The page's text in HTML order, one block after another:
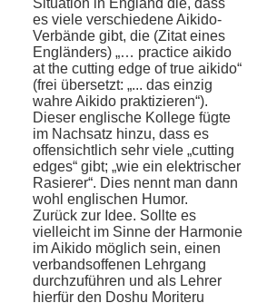
Situation in England die, dass
es viele verschiedene Aikido-
Verbände gibt, die (Zitat eines
Engländers) „… practice aikido
at the cutting edge of true aikido“
(frei übersetzt: „... das einzig
wahre Aikido praktizieren“).
Dieser englische Kollege fügte
im Nachsatz hinzu, dass es
offensichtlich sehr viele „cutting
edges“ gibt; „wie ein elektrischer
Rasierer“. Dies nennt man dann
wohl englischen Humor.
Zurück zur Idee. Sollte es
vielleicht im Sinne der Harmonie
im Aikido möglich sein, einen
verbandsoffenen Lehrgang
durchzuführen und als Lehrer
hierfür den Doshu Moriteru